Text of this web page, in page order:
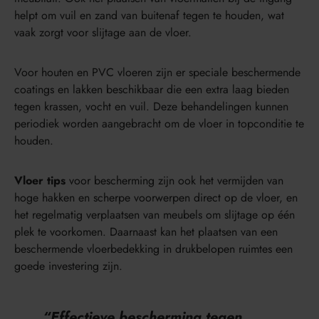
helpt om vuil en zand van buitenaf tegen te houden, wat
vaak zorgt voor slijtage aan de vloer.
Voor houten en PVC vloeren zijn er speciale beschermende
coatings en lakken beschikbaar die een extra laag bieden
tegen krassen, vocht en vuil. Deze behandelingen kunnen
periodiek worden aangebracht om de vloer in topconditie te
houden.
Vloer tips voor bescherming zijn ook het vermijden van
hoge hakken en scherpe voorwerpen direct op de vloer, en
het regelmatig verplaatsen van meubels om slijtage op één
plek te voorkomen. Daarnaast kan het plaatsen van een
beschermende vloerbedekking in drukbelopen ruimtes een
goede investering zijn.